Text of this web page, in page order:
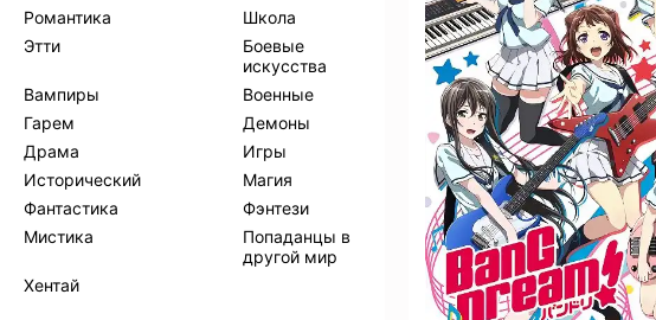
Романтика
Школа
Этти
Боевые
искусства
Вампиры
Военные
Гарем
Демоны
Драма
Игры
Исторический
Магия
Фантастика
Фэнтези
Мистика
Попаданцы в
другой мир
Хентай